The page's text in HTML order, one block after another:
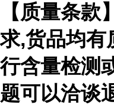
【质量条
求,货品均有
行含量检测
题可以洽谈